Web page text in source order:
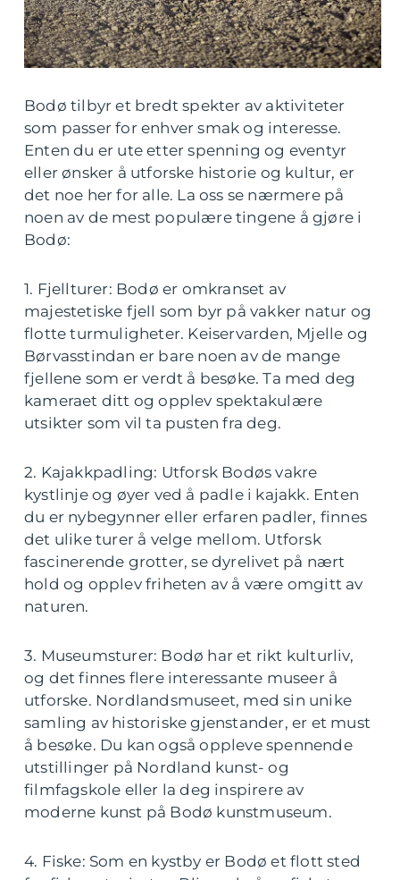
Bodø tilbyr et bredt spekter av aktiviteter
som passer for enhver smak og interesse.
Enten du er ute etter spenning og eventyr
eller ønsker å utforske historie og kultur, er
det noe her for alle. La oss se nærmere på
noen av de mest populære tingene å gjøre i
Bodø:
1. Fjellturer: Bodø er omkranset av
majestetiske fjell som byr på vakker natur og
flotte turmuligheter. Keiservarden, Mjelle og
Børvasstindan er bare noen av de mange
fjellene som er verdt å besøke. Ta med deg
kameraet ditt og opplev spektakulære
utsikter som vil ta pusten fra deg.
2. Kajakkpadling: Utforsk Bodøs vakre
kystlinje og øyer ved å padle i kajakk. Enten
du er nybegynner eller erfaren padler, finnes
det ulike turer å velge mellom. Utforsk
fascinerende grotter, se dyrelivet på nært
hold og opplev friheten av å være omgitt av
naturen.
3. Museumsturer: Bodø har et rikt kulturliv,
og det finnes flere interessante museer å
utforske. Nordlandsmuseet, med sin unike
samling av historiske gjenstander, er et must
å besøke. Du kan også oppleve spennende
utstillinger på Nordland kunst- og
filmfagskole eller la deg inspirere av
moderne kunst på Bodø kunstmuseum.
4. Fiske: Som en kystby er Bodø et flott sted